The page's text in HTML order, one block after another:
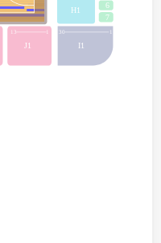
6
7
H1
30
I1
13
J1